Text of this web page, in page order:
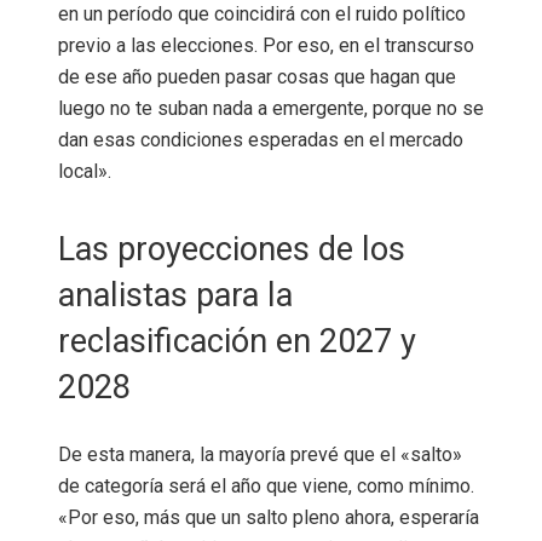
en un período que coincidirá con el ruido político
previo a las elecciones. Por eso, en el transcurso
de ese año pueden pasar cosas que hagan que
luego no te suban nada a emergente, porque no se
dan esas condiciones esperadas en el mercado
local».
Las proyecciones de los
analistas para la
reclasificación en 2027 y
2028
De esta manera, la mayoría prevé que el «salto»
de categoría será el año que viene, como mínimo.
«Por eso, más que un salto pleno ahora, esperaría